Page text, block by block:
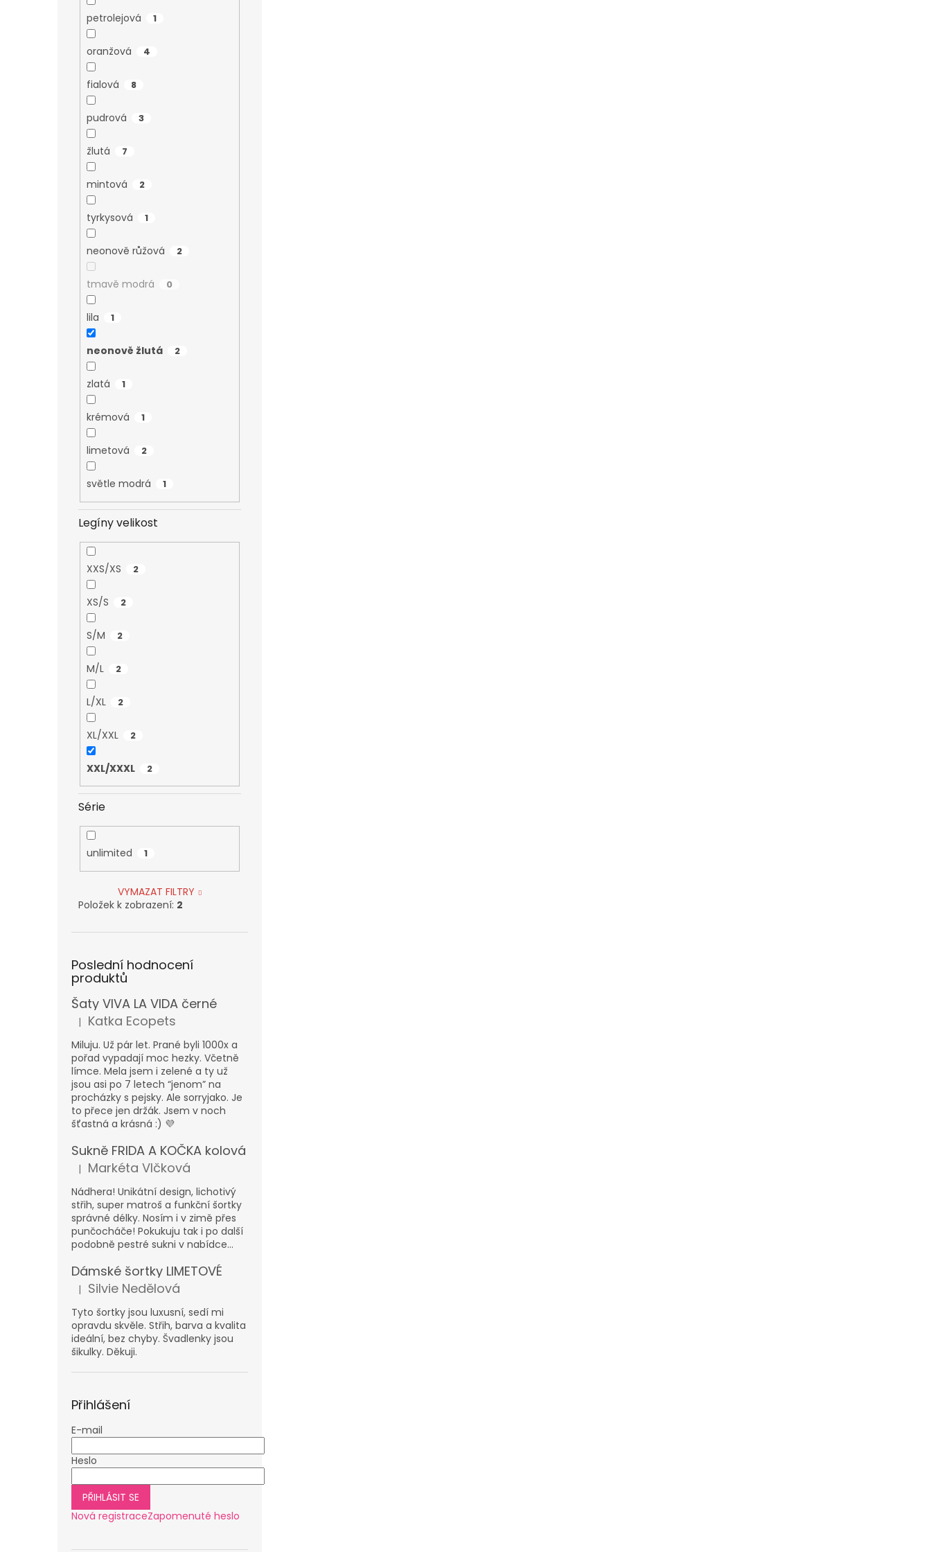
petrolejová 1
oranžová 4
fialová 8
pudrová 3
žlutá 7
mintová 2
tyrkysová 1
neonově růžová 2
tmavě modrá 0
lila 1
neonově žlutá 2
zlatá 1
krémová 1
limetová 2
světle modrá 1
Legíny velikost
XXS/XS 2
XS/S 2
S/M 2
M/L 2
L/XL 2
XL/XXL 2
XXL/XXXL 2
Série
unlimited 1
VYMAZAT FILTRY
Položek k zobrazení: 2
Poslední hodnocení
produktů
Šaty VIVA LA VIDA černé
Hodnocení produktu je 5 z 5 hvězdiček.
| Katka Ecopets
Miluju. Už pár let. Prané byli 1000x a
pořad vypadají moc hezky. Včetně
límce. Mela jsem i zelené a ty už
jsou asi po 7 letech “jenom” na
procházky s pejsky. Ale sorryjako. Je
to přece jen držák. Jsem v noch
šťastná a krásná :) 💜
Sukně FRIDA A KOČKA kolová
Hodnocení produktu je 5 z 5 hvězdiček.
| Markéta Vlčková
Nádhera! Unikátní design, lichotivý
střih, super matroš a funkční šortky
správné délky. Nosím i v zimě přes
punčocháče! Pokukuju tak i po další
podobně pestré sukni v nabídce...
Dámské šortky LIMETOVÉ
Hodnocení produktu je 5 z 5 hvězdiček.
| Silvie Nedělová
Tyto šortky jsou luxusní, sedí mi
opravdu skvěle. Střih, barva a kvalita
ideální, bez chyby. Švadlenky jsou
šikulky. Děkuji.
Přihlášení
E-mail
Heslo
PŘIHLÁSIT SE
Nová registraceZapomenuté heslo